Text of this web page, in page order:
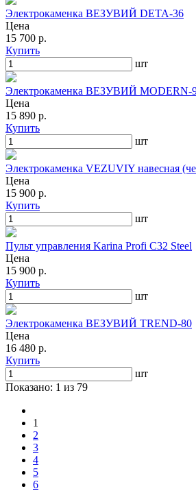
Электрокаменка ВЕЗУВИЙ DETA-36
Цена
15 700 р.
Купить
шт
Электрокаменка ВЕЗУВИЙ MODERN-
Цена
15 890 р.
Купить
шт
Электрокаменка VEZUVIY навесная
Цена
15 900 р.
Купить
шт
Пульт управления Karina Profi C32 Steel
Цена
15 900 р.
Купить
шт
Электрокаменка ВЕЗУВИЙ TREND-80
Цена
16 480 р.
Купить
шт
Показано: 1 из 79
1
2
3
4
5
6